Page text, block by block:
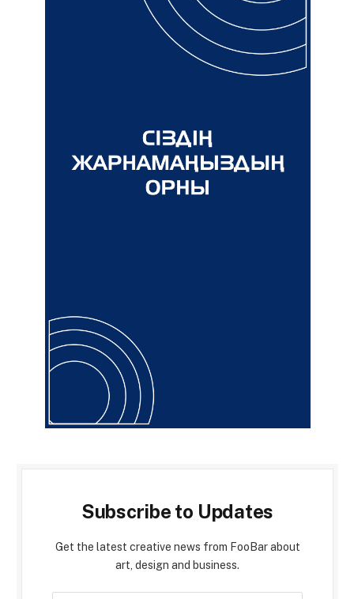
Subscribe to Updates
Get the latest creative news from FooBar about
art, design and business.